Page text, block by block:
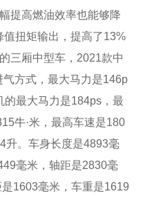
提高燃油效率也能够降
扭矩输出，提高了13%
三厢中型车，2021款中
方式，最大马力是146p
的最大马力是184ps，最
牛·米，最高车速是180
升。车身长度是4893毫
毫米，轴距是2830毫
1603毫米，车重是1619